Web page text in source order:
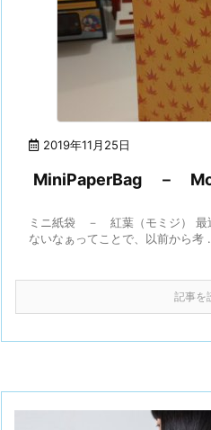
2019年11月25日
MiniPaperBag －
ミニ紙袋 － 紅葉（モミジ） 最
ないなぁってことで、以前から考
記事を